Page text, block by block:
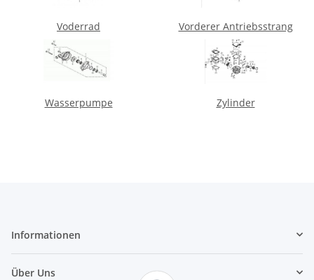
Voderrad Vorderer Antriebsstrang
Wasserpumpe Zylinder
Informationen
Über Uns